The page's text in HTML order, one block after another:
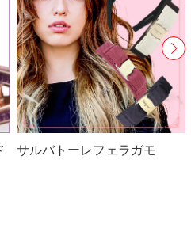
サルバトーレフェラガモ